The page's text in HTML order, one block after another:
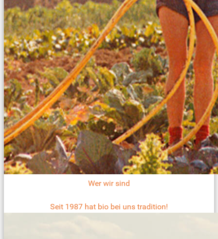
Wer wir sind
Seit 1987 hat bio bei uns tradition!